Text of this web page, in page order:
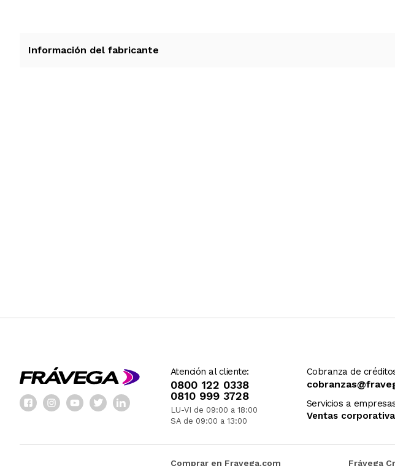
Información del fabricante
Atención al cliente:
0800 122 0338
0810 999 3728
LU-VI de 09:00 a 18:00
SA de 09:00 a 13:00
Cobranza de
Servicios a
Ventas
Comprar en Fravega.com Frávega